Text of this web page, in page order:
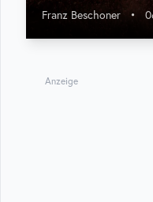
Franz Beschoner •
Anzeige